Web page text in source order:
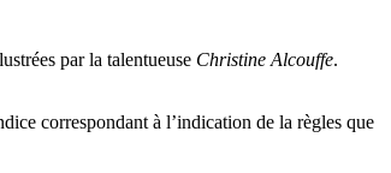
par la talentueuse Christine Alcouffe.
correspondant à l’indication de la règles que